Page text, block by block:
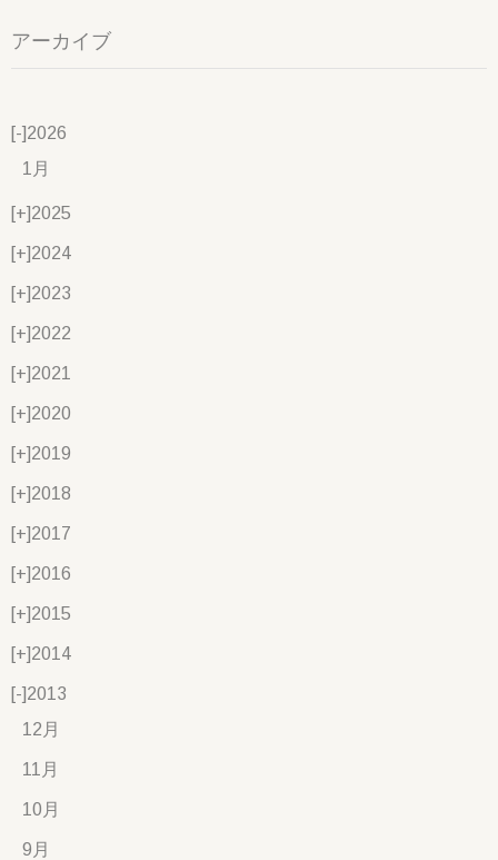
アーカイブ
[-]2026
1月
[+]2025
[+]2024
[+]2023
[+]2022
[+]2021
[+]2020
[+]2019
[+]2018
[+]2017
[+]2016
[+]2015
[+]2014
[-]2013
12月
11月
10月
9月